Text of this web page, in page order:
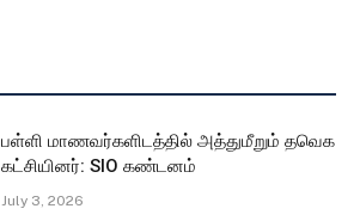
பள்ளி மாணவர்களிடத்தில் அத்துமீறும் தவெக
கட்சியினர்: SIO கண்டனம்
July 3, 2026